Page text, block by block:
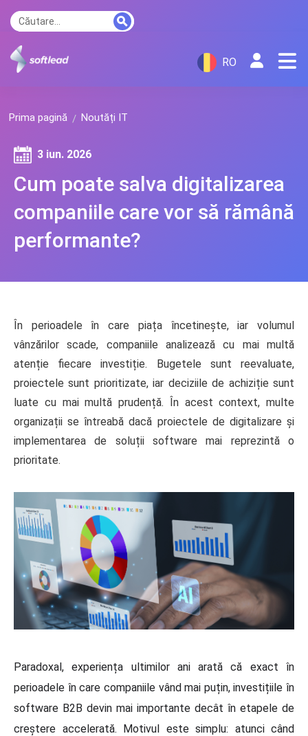
RO
Prima pagină Noutăți IT
Cum poate salva digitalizarea
companiile care vor să rămână
performante?
3 iun. 2026
În perioadele în care piața încetinește, iar volumul
vânzărilor scade, companiile analizează cu mai multă
atenție fiecare investiție. Bugetele sunt reevaluate,
proiectele sunt prioritizate, iar deciziile de achiziție sunt
luate cu mai multă prudență. În acest context, multe
organizații se întreabă dacă proiectele de digitalizare și
implementarea de soluții software mai reprezintă o
prioritate.
Paradoxal, experiența ultimilor ani arată că exact în
perioadele în care companiile vând mai puțin, investițiile în
software B2B devin mai importante decât în etapele de
creștere accelerată. Motivul este simplu: atunci când